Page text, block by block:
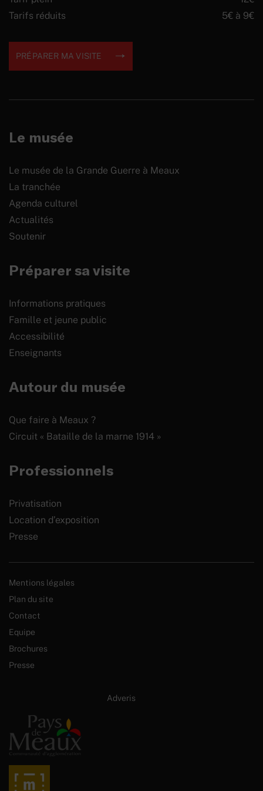
Tarifs réduits
5€ à 9€
PRÉPARER MA VISITE
Le musée
Le musée de la Grande Guerre à Meaux
La tranchée
Agenda culturel
Actualités
Soutenir
Préparer sa visite
Informations pratiques
Famille et jeune public
Accessibilité
Enseignants
Autour du musée
Que faire à Meaux ?
Circuit « Bataille de la marne 1914 »
Professionnels
Privatisation
Location d’exposition
Presse
Mentions légales
Plan du site
Contact
Equipe
Brochures
Presse
Adveris